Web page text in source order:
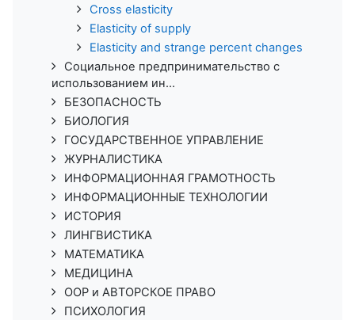
Cross elasticity
Elasticity of supply
Elasticity and strange percent changes
Социальное предпринимательство с
использованием ин...
БЕЗОПАСНОСТЬ
БИОЛОГИЯ
ГОСУДАРСТВЕННОЕ УПРАВЛЕНИЕ
ЖУРНАЛИСТИКА
ИНФОРМАЦИОННАЯ ГРАМОТНОСТЬ
ИНФОРМАЦИОННЫЕ ТЕХНОЛОГИИ
ИСТОРИЯ
ЛИНГВИСТИКА
МАТЕМАТИКА
МЕДИЦИНА
ООР и АВТОРСКОЕ ПРАВО
ПСИХОЛОГИЯ